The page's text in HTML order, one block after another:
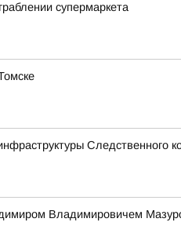
супермаркета
Следственного
Владимировичем